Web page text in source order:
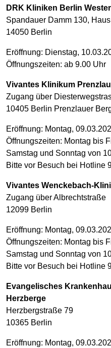
DRK Kliniken Berlin
Spandauer Damm 130,
14050 Berlin
Eröffnung: Dienstag,
Öffnungszeiten: ab 9.00 Uhr
Vivantes Klinikum
Zugang über
10405 Berlin Prenzlauer
Eröffnung: Montag,
Öffnungszeiten: Montag bis
Samstag und Sonntag von
Bitte vor Besuch bei Hotline
Vivantes Wenckebach-
Zugang über Albrechtstraße
12099 Berlin
Eröffnung: Montag,
Öffnungszeiten: Montag bis
Samstag und Sonntag von
Bitte vor Besuch bei Hotline
Evangelisches
Herzberge
Herzbergstraße 79
10365 Berlin
Eröffnung: Montag,